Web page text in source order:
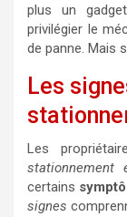
plus un
privilégier le
de panne. Mais
Les
Les
stationnement
certains
signes